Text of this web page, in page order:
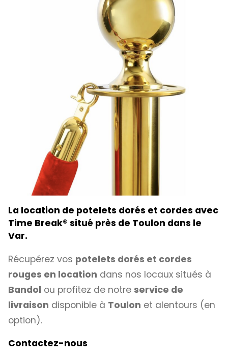
La location de potelets dorés et cordes avec
Time Break® situé près de Toulon dans le
Var.
Récupérez vos potelets dorés et cordes
rouges en location dans nos locaux situés à
Bandol ou profitez de notre service de
livraison disponible à Toulon et alentours (en
option).
Contactez-nous